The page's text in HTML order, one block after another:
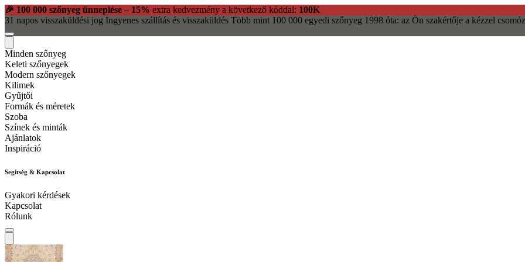
🎉 100 000 szőnyeg ünneplése – 15% extra kedvezmény a következő kóddal: 100K
31 napos visszaküldési jog Ingyenes szállítás és visszaküldés Több mint 100 000 egyedi szőnyeg 1998 óta: az Ön szakértője a kézzel
Minden szőnyeg
Keleti szőnyegek
Modern szőnyegek
Kilimek
Gyűjtői
Formák és méretek
Szoba
Színek és minták
Ajánlatok
Inspiráció
Segítség & Kapcsolat
Gyakori kérdések
Kapcsolat
Rólunk